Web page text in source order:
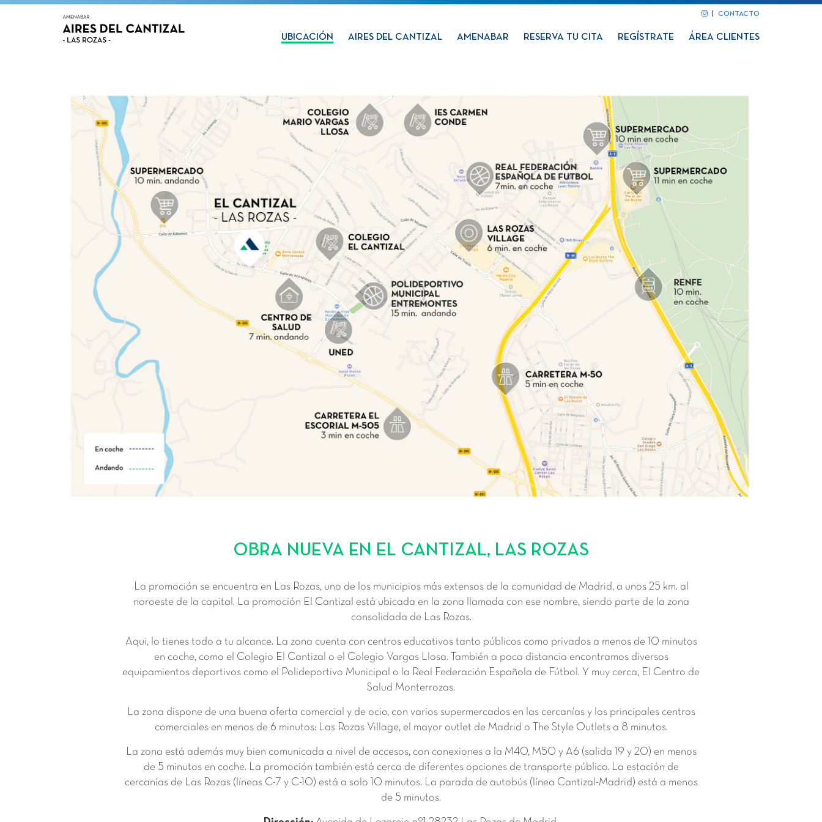
CONTACTO
UBICACIÓN AIRES DEL CANTIZAL AMENABAR RESERVA TU CITA REGÍSTRATE ÁREA CLIENTES
OBRA NUEVA EN EL CANTIZAL, LAS ROZAS
La promoción se encuentra en Las Rozas, uno de los municipios más extensos de la comunidad de Madrid, a unos 25 km. al
noroeste de la capital. La promoción El Cantizal está ubicada en la zona llamada con ese nombre, siendo parte de la zona
consolidada de Las Rozas.
Aqui, lo tienes todo a tu alcance. La zona cuenta con centros educativos tanto públicos como privados a menos de 10 minutos
en coche, como el Colegio El Cantizal o el Colegio Vargas Llosa. También a poca distancia encontramos diversos
equipamientos deportivos como el Polideportivo Municipal o la Real Federación Española de Fútbol. Y muy cerca, El Centro de
Salud Monterrozas.
La zona dispone de una buena oferta comercial y de ocio, con varios supermercados en las cercanías y los principales centros
comerciales en menos de 6 minutos: Las Rozas Village, el mayor outlet de Madrid o The Style Outlets a 8 minutos.
La zona está además muy bien comunicada a nivel de accesos, con conexiones a la M40, M50 y A6 (salida 19 y 20) en menos
de 5 minutos en coche. La promoción también está cerca de diferentes opciones de transporte público. La estación de
cercanías de Las Rozas (líneas C-7 y C-10) está a solo 10 minutos. La parada de autobús (línea Cantizal-Madrid) está a menos
de 5 minutos.